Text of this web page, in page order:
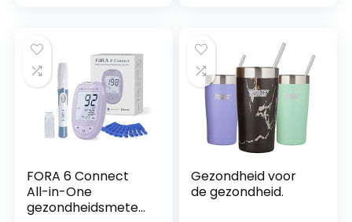
FORA 6 Connect
All-in-One
gezondheidsmeter
Gezondheid voor
de gezondheid.